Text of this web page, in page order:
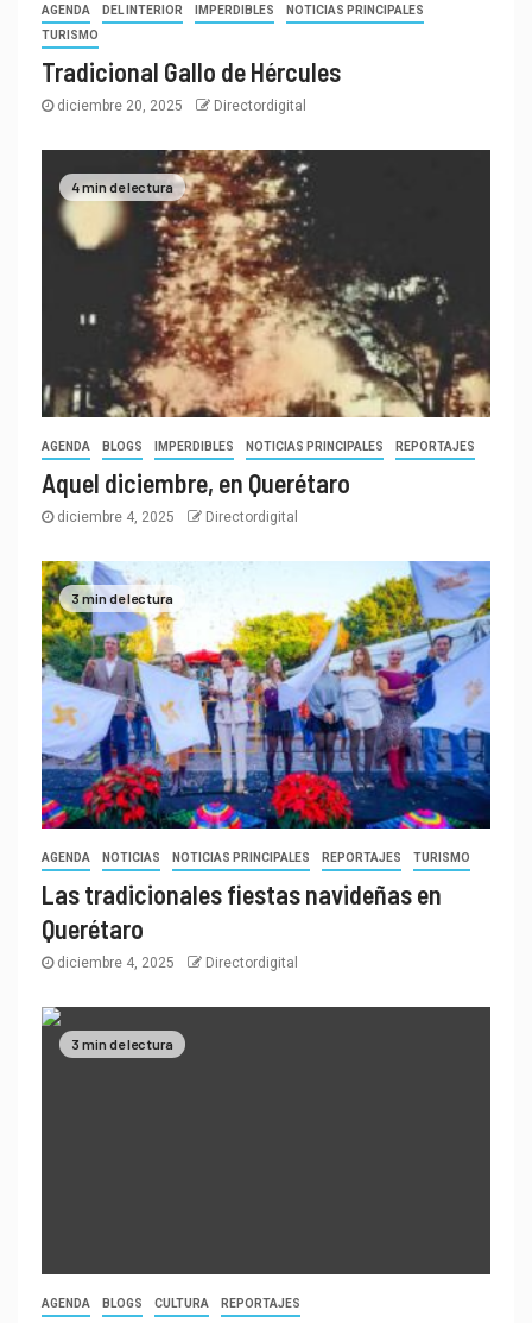
AGENDA DEL INTERIOR IMPERDIBLES
NOTICIAS PRINCIPALES
TURISMO
Tradicional Gallo de Hércules
diciembre 20, 2025 Directordigital
4 min de lectura
AGENDA BLOGS IMPERDIBLES NOTICIAS PRINCIPALES REPORTAJES
Aquel diciembre, en Querétaro
diciembre 4, 2025 Directordigital
3 min de lectura
AGENDA NOTICIAS NOTICIAS PRINCIPALES REPORTAJES TURISMO
Las tradicionales fiestas navideñas en
Querétaro
diciembre 4, 2025 Directordigital
3 min de lectura
AGENDA BLOGS CULTURA REPORTAJES